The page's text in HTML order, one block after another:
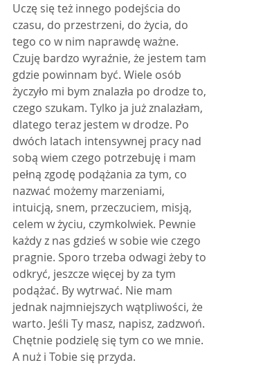
Uczę się też innego podejścia do
czasu, do przestrzeni, do życia, do
tego co w nim naprawdę ważne.
Czuję bardzo wyraźnie, że jestem tam
gdzie powinnam być. Wiele osób
życzyło mi bym znalazła po drodze to,
czego szukam. Tylko ja już znalazłam,
dlatego teraz jestem w drodze. Po
dwóch latach intensywnej pracy nad
sobą wiem czego potrzebuję i mam
pełną zgodę podążania za tym, co
nazwać możemy marzeniami,
intuicją, snem, przeczuciem, misją,
celem w życiu, czymkolwiek. Pewnie
każdy z nas gdzieś w sobie wie czego
pragnie. Sporo trzeba odwagi żeby to
odkryć, jeszcze więcej by za tym
podążać. By wytrwać. Nie mam
jednak najmniejszych wątpliwości, że
warto. Jeśli Ty masz, napisz, zadzwoń.
Chętnie podzielę się tym co we mnie.
A nuż i Tobie się przyda.